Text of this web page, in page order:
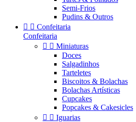
Semi-Frios
Pudins & Outros
  Confeitaria
Confeitaria
  Miniaturas
Doces
Salgadinhos
Tarteletes
Biscoitos & Bolachas
Bolachas Artísticas
Cupcakes
Popcakes & Cakesicles
  Iguarias